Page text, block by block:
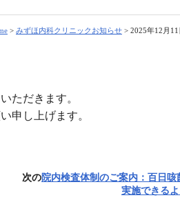
> みずほ内科クリニックお知らせ > 2025年12月
ただきます。
申し上げます。
次の院内検査体制のご案内：百日
実施できる